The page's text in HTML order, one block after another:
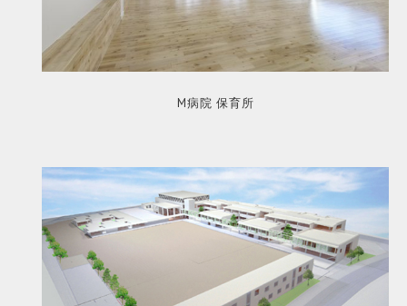
M病院 保育所